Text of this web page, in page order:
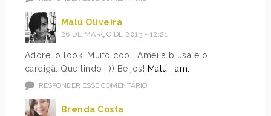
Malú Oliveira
26 DE MARÇO DE 2013 - 12:21
Adorei o look! Muito cool. Amei a blusa e o
cardigã. Que lindo! :)) Beijos! Malú I am.
RESPONDER ESSE COMENTÁRIO
Brenda Costa